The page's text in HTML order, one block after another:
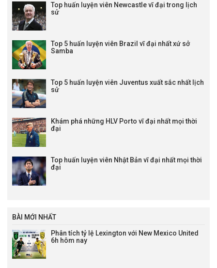
Top huấn luyện viên Newcastle vĩ đại trong lịch
sử
Top 5 huấn luyện viên Brazil vĩ đại nhất xứ sở
Samba
Top 5 huấn luyện viên Juventus xuất sắc nhất lịch
sử
Khám phá những HLV Porto vĩ đại nhất mọi thời
đại
Top huấn luyện viên Nhật Bản vĩ đại nhất mọi thời
đại
BÀI MỚI NHẤT
Phân tích tỷ lệ Lexington với New Mexico United
6h hôm nay